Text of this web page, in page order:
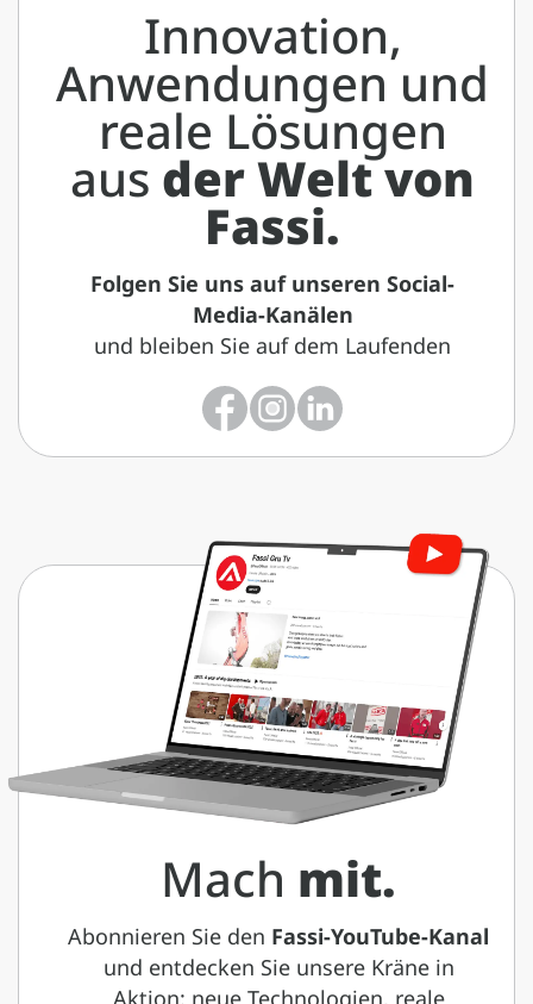
Innovation,
Anwendungen und
reale Lösungen
aus der Welt von
Fassi.
Folgen Sie uns auf unseren Social-
Media-Kanälen
und bleiben Sie auf dem Laufenden
Mach mit.
Abonnieren Sie den Fassi-YouTube-Kanal
und entdecken Sie unsere Kräne in
Aktion: neue Technologien, reale